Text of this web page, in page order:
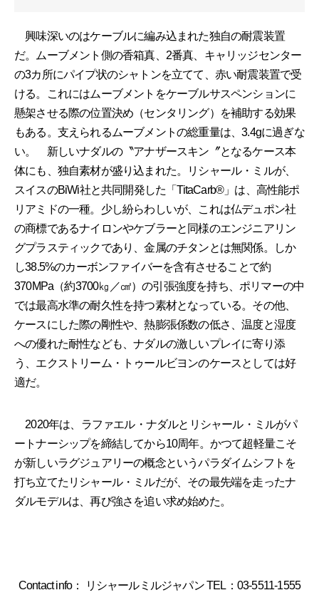
興味深いのはケーブルに編み込まれた独自の耐震装置
だ。ムーブメント側の香箱真、2番真、キャリッジセンター
の3カ所にパイプ状のシャトンを立てて、赤い耐震装置で受
ける。これにはムーブメントをケーブルサスペンションに
懸架させる際の位置決め（センタリング）を補助する効果
もある。支えられるムーブメントの総重量は、3.4gに過ぎな
い。 新しいナダルの〝アナザースキン〞となるケース本
体にも、独自素材が盛り込まれた。リシャール・ミルが、
スイスのBiWi社と共同開発した「TitaCarb®」は、高性能ポ
リアミドの一種。少し紛らわしいが、これは仏デュポン社
の商標であるナイロンやケブラーと同様のエンジニアリン
グプラスティックであり、金属のチタンとは無関係。しか
し38.5%のカーボンファイバーを含有させることで約
370MPa（約3700㎏／㎠）の引張強度を持ち、ポリマーの中
では最高水準の耐久性を持つ素材となっている。その他、
ケースにした際の剛性や、熱膨張係数の低さ、温度と湿度
への優れた耐性なども、ナダルの激しいプレイに寄り添
う、エクストリーム・トゥールビヨンのケースとしては好
適だ。
2020年は、ラファエル・ナダルとリシャール・ミルがパ
ートナーシップを締結してから10周年。かつて超軽量こそ
が新しいラグジュアリーの概念というパラダイムシフトを
打ち立てたリシャール・ミルだが、その最先端を走ったナ
ダルモデルは、再び強さを追い求め始めた。
Contact info： リシャールミルジャパン TEL：03-5511-1555